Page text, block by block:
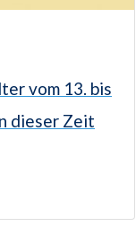
vom 13. bis
dieser Zeit